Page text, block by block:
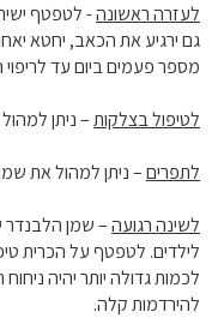
לעזרה ראשונה- לטפטף
גם ירגיע את הכאב, יחטא
מספר פעמים ביום עד
לטיפול בצלקות– ניתן
לתפרים– ניתן למהול את
לשינה רגועה– שמן הלבנדר
לילדים. לטפטף על הכרית
לכמות גדולה יותר יהיה
להירדמות קלה.